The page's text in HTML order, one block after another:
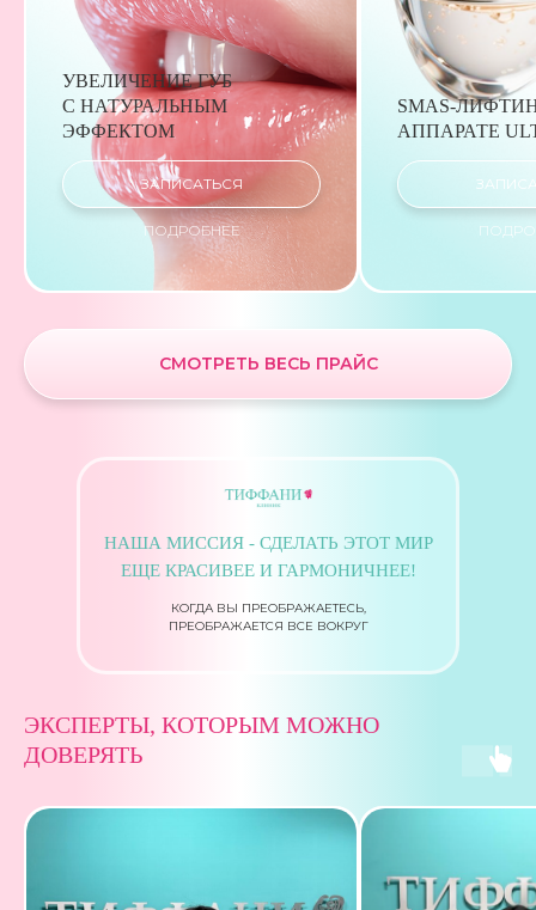
УВЕЛИЧЕНИЕ ГУБ
С НАТУРАЛЬНЫМ
ЭФФЕКТОМ
ЗАПИСАТЬСЯ
ПОДРОБНЕЕ
SMAS-
АППАРАТЕ
СМОТРЕТЬ ВЕСЬ ПРАЙС
НАША МИССИЯ - СДЕЛАТЬ ЭТОТ МИР
ЕЩЕ КРАСИВЕЕ И ГАРМОНИЧНЕЕ!
КОГДА ВЫ ПРЕОБРАЖАЕТЕСЬ,
ПРЕОБРАЖАЕТСЯ ВСЕ ВОКРУГ
ЭКСПЕРТЫ, КОТОРЫМ МОЖНО
ДОВЕРЯТЬ